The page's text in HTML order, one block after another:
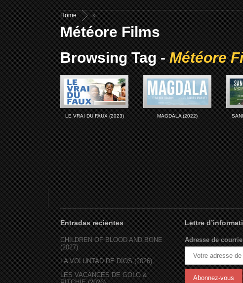
Home »
Météore Films
Browsing Tag -Météore
LE VRAI DU FAUX (2023) MAGDALA (2022)
Entradas recientes
CHILDREN OF BLOOD AND BONE
(2027)
LA VOLUNTAD DE DIOS (2026)
LES VACANCES DE GOLO &
Lettre
Adresse de